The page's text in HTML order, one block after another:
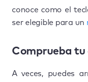
conoce como el
ser elegible para un
Comprueba tu
A veces, puedes